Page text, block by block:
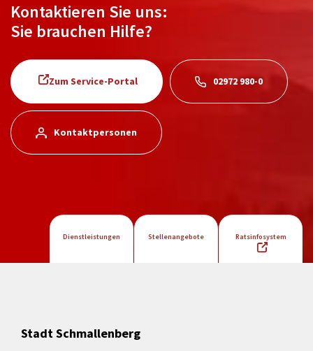
Kontaktieren Sie uns:
Sie brauchen Hilfe?
Zum Service-Portal 02972 980-0
Kontaktpersonen
Dienstleistungen Stellenangebote Ratsinfosystem
Stadt Schmallenberg